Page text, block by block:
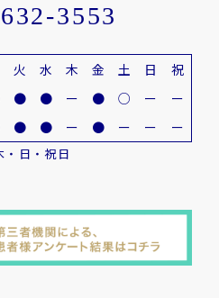
3553
火 水 木 金 土 日
祝
● ● ー ● ○ ー
ー
● ● ー ● ー ー ー
日・祝日